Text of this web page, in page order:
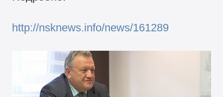
http://nsknews.info/news/161289